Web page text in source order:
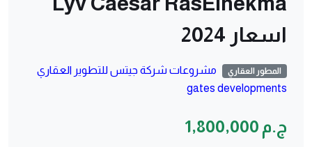
اسعار 2024
المطور العقاري
مشروعات شركة جيتس للتطوير العقاري
gates developments
ج.م 1,800,000